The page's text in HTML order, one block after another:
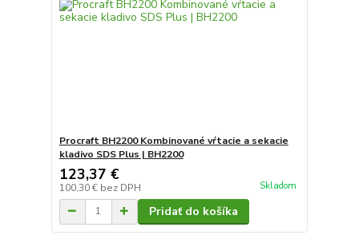
Procraft BH2200 Kombinované vŕtacie a sekacie
kladivo SDS Plus | BH2200
123,37 €
100,30 € bez DPH Skladom
Pridať do košíka